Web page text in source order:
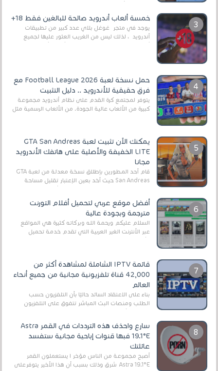
خمسة ألعاب أندرويد صالحة للبالغين فقط 18+
يوجد في متجر غوغل بلاي عدد كبير من تطبيقات
أندرويد ، لذلك ليس من الغريب العثور عليها لجميع
حمل نسخة لعبة Football League 2026 مع
فرق حقيقية للأندرويد .. دليل التثبيت
يتوفر لمجتمع كرة القدم على نظام أندرويد مجموعة
كبيرة من الألعاب عالية الجودة. من الألعاب الرسمية مثل
يمكنك الآن تثبيت لعبة GTA San Andreas
LITE الخفيفة والأصلية على هاتفك الأندرويد
مجانا
قام أحد المطورين بإطلاق نسخة معدلة من لعبة GTA
San Andreas حيث أخد بعين الإعتبار تقليل مساحة
أفضل موقع عربي لتحميل أفلام التورنت
مترجمة وبجودة عالية
السلام عليكم ورحمة الله وبركاته كثيرة هي المواقع
عبر الأنترنت الغير العربية التي تقدم خدمة تحميل
الأفلام على التورنت ، ومعظم هذه المواقع ل...
قائمة IPTV الشاملة لمشاهدة أكثر من
42,000 قناة تلفزيونية مجانية من جميع أنحاء
العالم
بناءً على الاعتقاد السائد حاليًا بأن التلفزيون حسب
الطلب ومنصات البث المباشر تتفوق على التلفزيون
الرقمي الأرضي التقليدي، يُعدّ IPTV-org خيار...
سارع واحذف هذه الترددات في القمر Astra
19.1°E فبها قنوات إباحية مجانية ستفسد
عائلتك
أصبح مجموعة من الناس مؤخر ا يستعملون القمر
Astra 19.1°E شرق وذلك بسبب أن هذا الأخير يتوفرعلى